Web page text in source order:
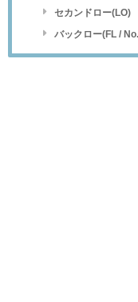
セカンドロー(LO)
バックロー(FL /